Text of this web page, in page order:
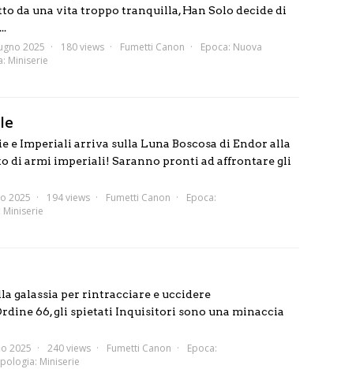
da una vita troppo tranquilla, Han Solo decide di
2025 180 views Fumetti Canon Epoca: Nuova
Miniserie
e Imperiali arriva sulla Luna Boscosa di Endor alla
di armi imperiali! Saranno pronti ad affrontare gli
2025 194 views Fumetti Canon
Epoca:
Miniserie
galassia per rintracciare e uccidere
66, gli spietati Inquisitori sono una minaccia
2025 240 views Fumetti Canon
Epoca:
Miniserie